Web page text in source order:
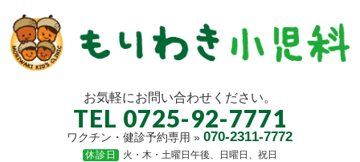
お気軽にお問い合わせください。
TEL 0725-92-7771
ワクチン・健診予約専用 »070-2311-7772
休診日
火・木・土曜日午後、日曜日、祝日